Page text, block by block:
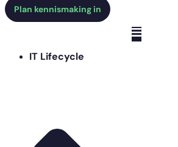
Plan kennismaking in
IT Lifecycle